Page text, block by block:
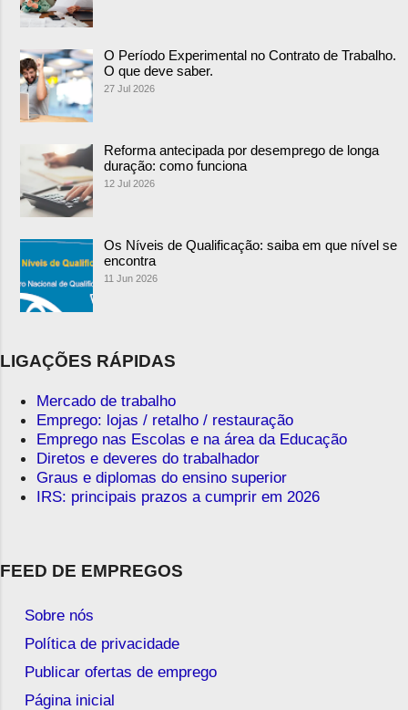
O Período Experimental no Contrato de Trabalho.
O que deve saber.
27 Jul 2026
Reforma antecipada por desemprego de longa
duração: como funciona
12 Jul 2026
Os Níveis de Qualificação: saiba em que nível se
encontra
11 Jun 2026
LIGAÇÕES RÁPIDAS
Mercado de trabalho
Emprego: lojas / retalho / restauração
Emprego nas Escolas e na área da Educação
Diretos e deveres do trabalhador
Graus e diplomas do ensino superior
IRS: principais prazos a cumprir em 2026
FEED DE EMPREGOS
Sobre nós
Política de privacidade
Publicar ofertas de emprego
Página inicial